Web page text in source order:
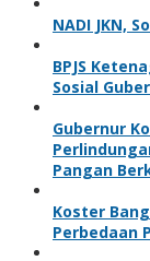
NADI JKN,
BPJS
Sosial
Gubernur
Pangan
Koster
Perbedaan